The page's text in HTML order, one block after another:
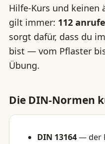
Hilfe-Kurs und keinen
gilt immer: 112
sorgt dafür, dass du
bist — vom Pflaster
Übung.
Die DIN-Normen
DIN 13164— der